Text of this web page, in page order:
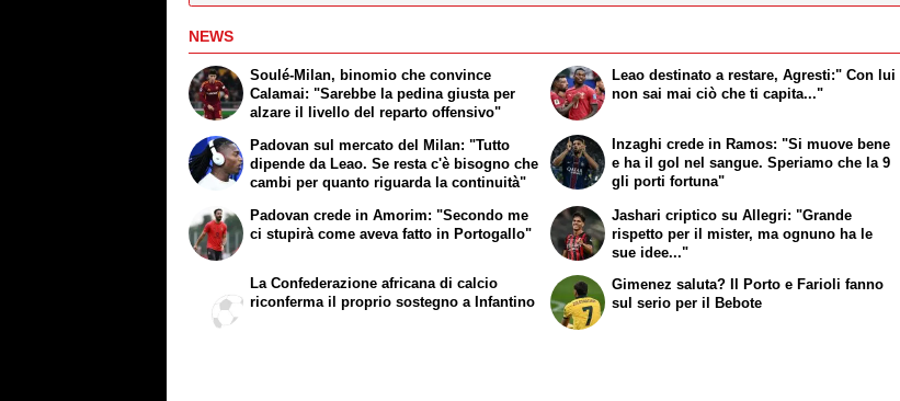
NEWS
Soulé-Milan, binomio che convince
Calamai: "Sarebbe la pedina giusta per
alzare il livello del reparto offensivo"
Padovan sul mercato del Milan: "Tutto
dipende da Leao. Se resta c'è bisogno che
cambi per quanto riguarda la continuità"
Leao destinato a restare, Agresti:" Con lui
non sai mai ciò che ti capita..."
Inzaghi crede in Ramos: "Si muove bene
e ha il gol nel sangue. Speriamo che la 9
gli porti fortuna"
Padovan crede in Amorim: "Secondo me
ci stupirà come aveva fatto in Portogallo"
La Confederazione africana di calcio
riconferma il proprio sostegno a Infantino
Jashari criptico su Allegri: "Grande
rispetto per il mister, ma ognuno ha le
sue idee..."
Gimenez saluta? Il Porto e Farioli fanno
sul serio per il Bebote